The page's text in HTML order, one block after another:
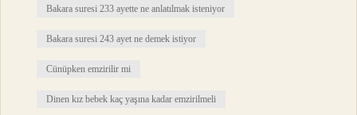
Bakara suresi 233 ayette ne anlatılmak isteniyor
Bakara suresi 243 ayet ne demek istiyor
Cünüpken emzirilir mi
Dinen kız bebek kaç yaşına kadar emzirilmeli